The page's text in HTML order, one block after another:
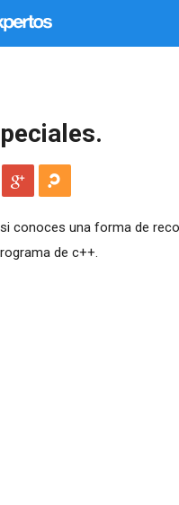
conoces una forma de
de c++.